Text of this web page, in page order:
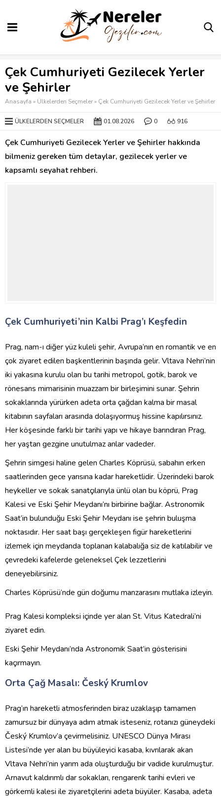
Çek Cumhuriyeti Gezilecek Yerler
ve Şehirler
Anasayfa » Ülkelerden Seçmeler» Çek Cumhuriyeti Gezilecek Yerler ve Şehirler
ÜLKELERDEN SEÇMELER 01.08.2026 0 916
Çek Cumhuriyeti Gezilecek Yerler ve Şehirler hakkında
bilmeniz gereken tüm detaylar, gezilecek yerler ve
kapsamlı seyahat rehberi.
Çek Cumhuriyeti’nin Kalbi Prag’ı Keşfedin
Prag, nam-ı diğer yüz kuleli şehir, Avrupa’nın en romantik ve en
çok ziyaret edilen başkentlerinin başında gelir. Vltava Nehri’nin
iki yakasına kurulu olan bu tarihi metropol, gotik, barok ve
rönesans mimarisinin muazzam bir birleşimini sunar. Şehrin
sokaklarında yürürken adeta orta çağdan kalma bir masal
kitabının sayfaları arasında dolaşıyormuş hissine kapılırsınız.
Her köşesinde farklı bir tarihi yapı ve hikaye barındıran Prag,
her yaştan gezgine unutulmaz anlar vadeder.
Şehrin simgesi haline gelen Charles Köprüsü, sabahın erken
saatlerinden gece yarısına kadar hareketlidir. Üzerindeki barok
heykeller ve sokak sanatçılarıyla ünlü olan bu köprü, Prag
Kalesi ve Eski Şehir Meydanı’nı birbirine bağlar. Astronomik
Saat’in bulunduğu Eski Şehir Meydanı ise şehrin buluşma
noktasıdır. Her saat başı gerçekleşen figür hareketlerini
izlemek için meydanda toplanan kalabalığa siz de katılabilir ve
çevredeki kafelerde geleneksel Çek lezzetlerini
deneyebilirsiniz.
Charles Köprüsü’nde gün doğumu manzarasını mutlaka izleyin.
Prag Kalesi kompleksi içinde yer alan St. Vitus Katedrali’ni
ziyaret edin.
Eski Şehir Meydanı’nda Astronomik Saat’in gösterisini
kaçırmayın.
Orta Çağ Masalı: Český Krumlov
Prag’ın hareketli atmosferinden biraz uzaklaşıp tamamen
zamursuz bir dünyaya adım atmak isteseniz, rotanızı güneydeki
Český Krumlov’a çevirmelisiniz. UNESCO Dünya Mirası
Listesi’nde yer alan bu büyüleyici kasaba, kıvrılarak akan
Vltava Nehri’nin yarım ada oluşturduğu bir vadide kurulmuştur.
Arnavut kaldırımlı dar sokakları, rengarenk tarihi evleri ve
görkemli kalesi ile ziyaretçilerini adeta büyüler. Kasaba, adeta